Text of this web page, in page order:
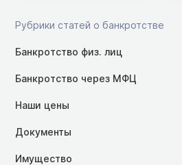
Рубрики статей о банкротстве
Банкротство физ. лиц
Банкротство через МФЦ
Наши цены
Документы
Имущество